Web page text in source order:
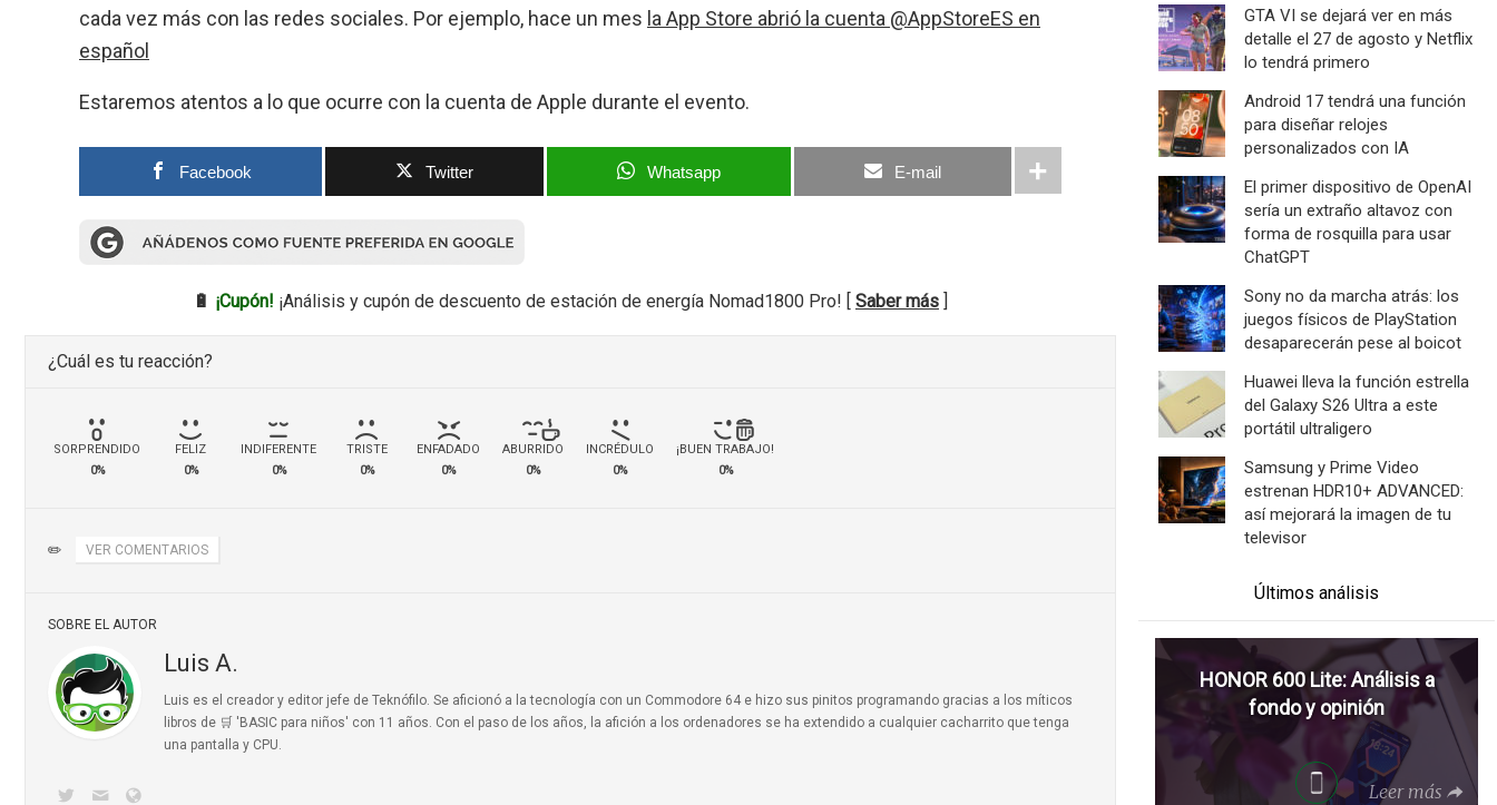
cada vez más con las redes sociales. Por ejemplo, hace un mes la App Store abrió la cuenta @AppStoreES en
español
Estaremos atentos a lo que ocurre con la cuenta de Apple durante el evento.
Facebook Twitter Whatsapp E-mail
🔋 ¡Cupón! ¡Análisis y cupón de descuento de estación de energía Nomad1800 Pro! [ Saber más ]
¿Cuál es tu reacción?
SORPRENDIDO
0%
FELIZ
0%
INDIFERENTE
0%
TRISTE
0%
ENFADADO
0%
ABURRIDO
0%
INCRÉDULO
0%
¡BUEN TRABAJO!
0%
✏️ VER COMENTARIOS
SOBRE EL AUTOR
Luis A.
Luis es el creador y editor jefe de Teknófilo. Se aficionó a la tecnología con un Commodore 64 e hizo sus pinitos programando gracias a los míticos
libros de 🛒 'BASIC para niños' con 11 años. Con el paso de los años, la afición a los ordenadores se ha extendido a cualquier cacharrito que tenga
una pantalla y CPU.
GTA VI se dejará ver en más
detalle el 27 de agosto y Netflix
lo tendrá primero
Android 17 tendrá una función
para diseñar relojes
personalizados con IA
El primer dispositivo de OpenAI
sería un extraño altavoz con
forma de rosquilla para usar
ChatGPT
Sony no da marcha atrás: los
juegos físicos de PlayStation
desaparecerán pese al boicot
Huawei lleva la función estrella
del Galaxy S26 Ultra a este
portátil ultraligero
Samsung y Prime Video
estrenan HDR10+ ADVANCED:
así mejorará la imagen de tu
televisor
Últimos análisis
HONOR 600 Lite: Análisis a
fondo y opinión
Leer más